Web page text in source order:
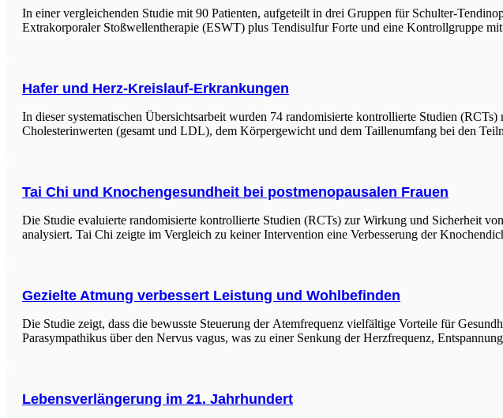
In einer vergleichenden Studie mit 90 Patienten, aufgeteilt in drei Gruppen für Schulter-
Extrakorporaler Stoßwellentherapie (ESWT) plus Tendisulfur Forte und eine Kontrollgruppe
Hafer und Herz-Kreislauf-Erkrankungen
In dieser systematischen Übersichtsarbeit wurden 74 randomisierte kontrollierte Studien
Cholesterinwerten (gesamt und LDL), dem Körpergewicht und dem Taillenumfang bei den
Tai Chi und Knochengesundheit bei postmenopausalen Frauen
Die Studie evaluierte randomisierte kontrollierte Studien (RCTs) zur Wirkung und Sicherheit
analysiert. Tai Chi zeigte im Vergleich zu keiner Intervention eine Verbesserung der
Gezielte Atmung verbessert Leistung und Wohlbefinden
Die Studie zeigt, dass die bewusste Steuerung der Atemfrequenz vielfältige Vorteile für
Parasympathikus über den Nervus vagus, was zu einer Senkung der Herzfrequenz,
Lebensverlängerung im 21. Jahrhundert